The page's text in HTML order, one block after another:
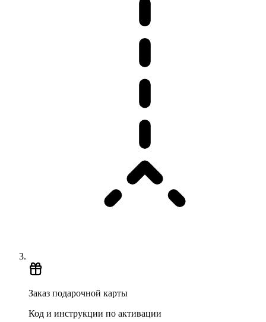
Заказ подарочной карты
Код и инструкции по активации